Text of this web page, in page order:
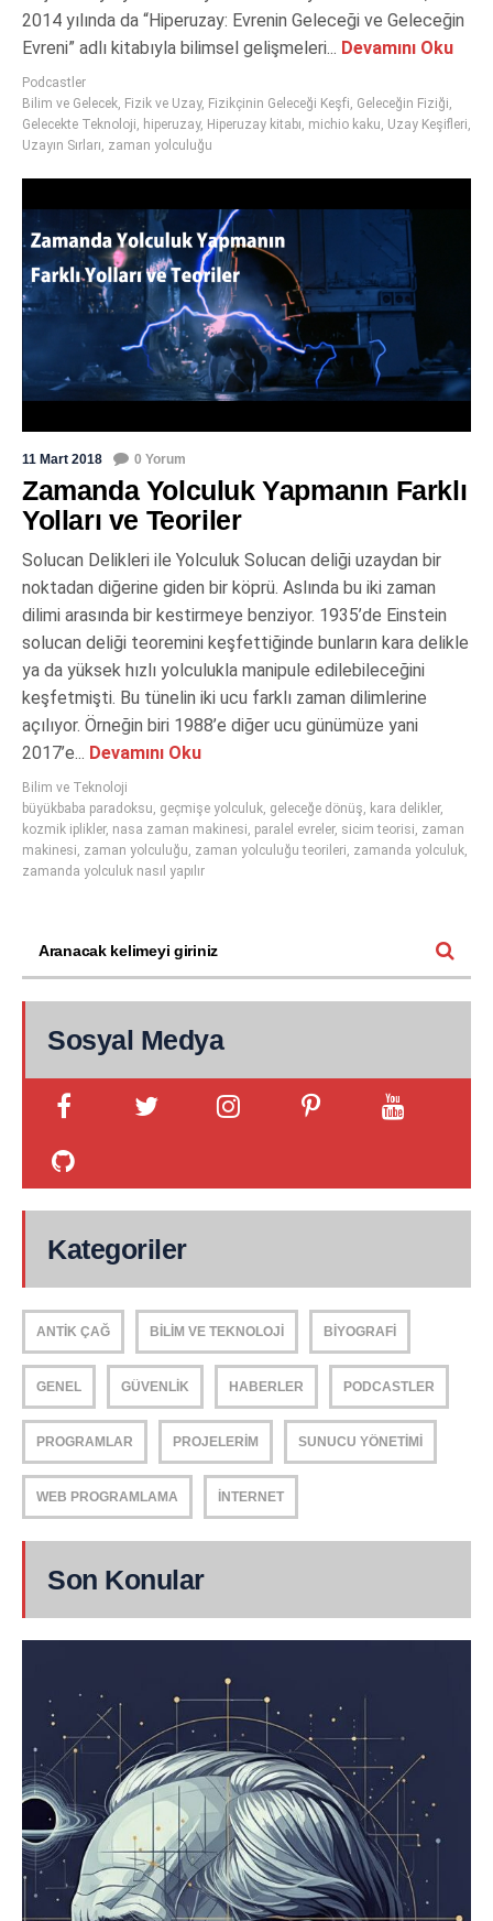
2014 yılında da “Hiperuzay: Evrenin Geleceği ve Geleceğin
Evreni” adlı kitabıyla bilimsel gelişmeleri... Devamını Oku
Podcastler
Bilim ve Gelecek, Fizik ve Uzay, Fizikçinin Geleceği Keşfi, Geleceğin Fiziği,
Gelecekte Teknoloji, hiperuzay, Hiperuzay kitabı, michio kaku, Uzay Keşifleri,
Uzayın Sırları, zaman yolculuğu
11 Mart 2018 0 Yorum
Zamanda Yolculuk Yapmanın Farklı
Yolları ve Teoriler
Solucan Delikleri ile Yolculuk Solucan deliği uzaydan bir
noktadan diğerine giden bir köprü. Aslında bu iki zaman
dilimi arasında bir kestirmeye benziyor. 1935’de Einstein
solucan deliği teoremini keşfettiğinde bunların kara delikle
ya da yüksek hızlı yolculukla manipule edilebileceğini
keşfetmişti. Bu tünelin iki ucu farklı zaman dilimlerine
açılıyor. Örneğin biri 1988’e diğer ucu günümüze yani
2017’e... Devamını Oku
Bilim ve Teknoloji
büyükbaba paradoksu, geçmişe yolculuk, geleceğe dönüş, kara delikler,
kozmik iplikler, nasa zaman makinesi, paralel evreler, sicim teorisi, zaman
makinesi, zaman yolculuğu, zaman yolculuğu teorileri, zamanda yolculuk,
zamanda yolculuk nasıl yapılır
Sosyal Medya
Kategoriler
ANTIK ÇAĞ BILIM VE TEKNOLOJI BIYOGRAFI
GENEL GÜVENLIK HABERLER PODCASTLER
PROGRAMLAR PROJELERIM SUNUCU YÖNETIMI
WEB PROGRAMLAMA İNTERNET
Son Konular